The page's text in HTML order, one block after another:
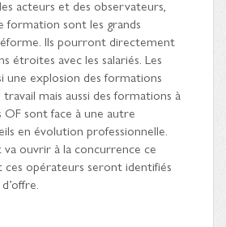
acteurs et des observateurs,
formation sont les grands
Ils pourront directement
étroites avec les salariés. Les
une explosion des formations
mais aussi des formations à
OF sont face à une autre
en évolution professionnelle.
ouvrir à la concurrence ce
ces opérateurs seront identifiés